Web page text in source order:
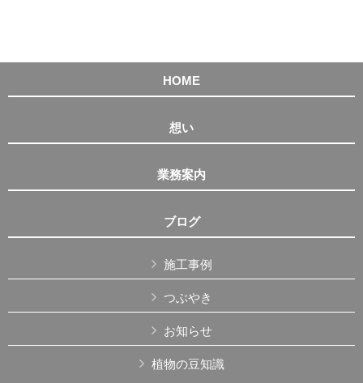
HOME
想い
業務案内
ブログ
施工事例
つぶやき
お知らせ
植物の豆知識